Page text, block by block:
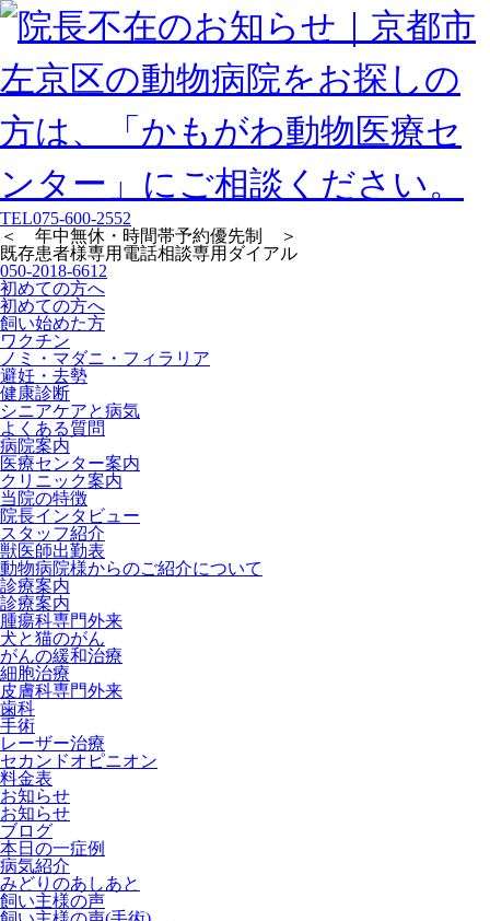
TEL075-600-2552
＜ 年中無休・時間帯予約優先制 ＞
既存患者様専用 電話相談専用ダイアル
050-2018-6612
初めての方へ
初めての方へ
飼い始めた方
ワクチン
ノミ・マダニ・フィラリア
避妊・去勢
健康診断
シニアケアと病気
よくある質問
病院案内
医療センター案内
クリニック案内
当院の特徴
院長インタビュー
スタッフ紹介
獣医師出勤表
動物病院様からのご紹介について
診療案内
診療案内
腫瘍科専門外来
犬と猫のがん
がんの緩和治療
細胞治療
皮膚科専門外来
歯科
手術
レーザー治療
セカンドオピニオン
料金表
お知らせ
お知らせ
ブログ
本日の一症例
病気紹介
みどりのあしあと
飼い主様の声